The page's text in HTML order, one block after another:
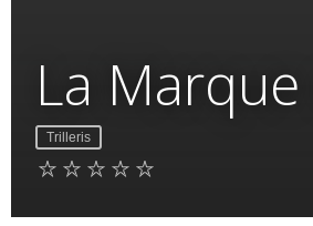
La
Trilleris